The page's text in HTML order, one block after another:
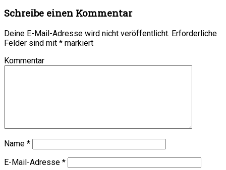
Schreibe einen Kommentar
Deine E-Mail-Adresse wird nicht veröffentlicht. Erforderliche
Felder sind mit * markiert
Kommentar
Name *
E-Mail-Adresse *